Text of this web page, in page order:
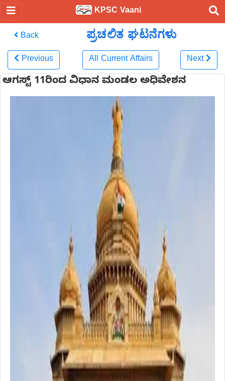
KPSC Vaani
Back ಪ್ರಚಲಿತ ಘಟನೆಗಳು
Previous All Current Affairs Next
ಆಗಸ್ಟ್ 11ರಿಂದ ವಿಧಾನ ಮಂಡಲ ಅಧಿವೇಶನ